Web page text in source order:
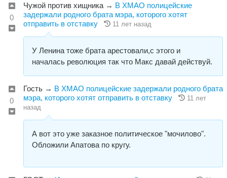
0
Чужой против хищника → В ХМАО полицейские
задержали родного брата мэра, которого хотят
отправить в отставку
11 лет назад
У Ленина тоже брата арестовали,с этого и
началась революция так что Макс давай действуй.
0
Гость → В ХМАО полицейские задержали родного брата
мэра, которого хотят отправить в отставку
11 лет
назад
А вот это уже заказное политическое "мочилово".
Обложили Апатова по кругу.